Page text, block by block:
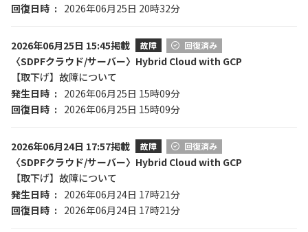
回復日時
2026年06月25日 20時32分
2026年06月25日 15:45掲載 故障 回復済み
〈SDPFクラウド/サーバー〉Hybrid Cloud with GCP
【取下げ】故障について
発生日時
2026年06月25日 15時09分
回復日時
2026年06月25日 15時09分
2026年06月24日 17:57掲載 故障 回復済み
〈SDPFクラウド/サーバー〉Hybrid Cloud with GCP
【取下げ】故障について
発生日時
2026年06月24日 17時21分
回復日時
2026年06月24日 17時21分